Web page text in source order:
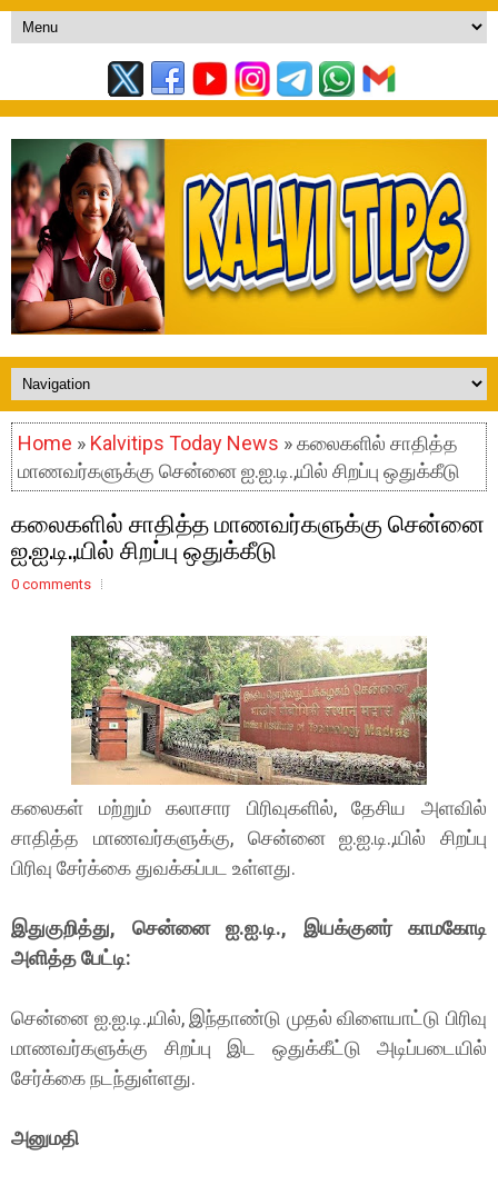
Home » Kalvitips Today News » கலைகளில் சாதித்த
மாணவர்களுக்கு சென்னை ஐ.ஐ.டி.,யில் சிறப்பு ஒதுக்கீடு
கலைகளில் சாதித்த மாணவர்களுக்கு சென்னை
ஐ.ஐ.டி.,யில் சிறப்பு ஒதுக்கீடு
0 comments
கலைகள் மற்றும் கலாசார பிரிவுகளில், தேசிய அளவில்
சாதித்த மாணவர்களுக்கு, சென்னை ஐ.ஐ.டி.,யில் சிறப்பு
பிரிவு சேர்க்கை துவக்கப்பட உள்ளது.
இதுகுறித்து, சென்னை ஐ.ஐ.டி., இயக்குனர் காமகோடி
அளித்த பேட்டி:
சென்னை ஐ.ஐ.டி.,யில், இந்தாண்டு முதல் விளையாட்டு பிரிவு
மாணவர்களுக்கு சிறப்பு இட ஒதுக்கீட்டு அடிப்படையில்
சேர்க்கை நடந்துள்ளது.
அனுமதி